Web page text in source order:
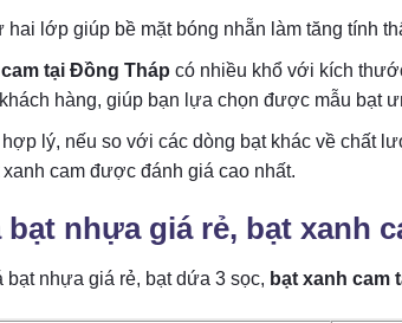
hai lớp giúp bề mặt bóng nhẵn làm tăng tính
tại Đồng Tháp có nhiều khổ với kích
hàng, giúp bạn lựa chọn được mẫu bạt
lý, nếu so với các dòng bạt khác về chất
xanh cam được đánh giá cao nhất.
bạt nhựa giá rẻ, bạt xanh
bạt nhựa giá rẻ, bạt dứa 3 sọc, bạt xanh cam